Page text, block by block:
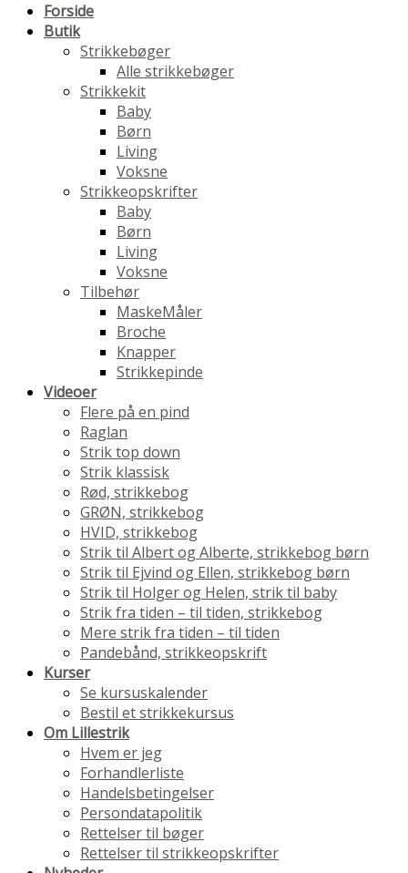
Forside
Butik
Strikkebøger
Alle strikkebøger
Strikkekit
Baby
Børn
Living
Voksne
Strikkeopskrifter
Baby
Børn
Living
Voksne
Tilbehør
MaskeMåler
Broche
Knapper
Strikkepinde
Videoer
Flere på en pind
Raglan
Strik top down
Strik klassisk
Rød, strikkebog
GRØN, strikkebog
HVID, strikkebog
Strik til Albert og Alberte, strikkebog børn
Strik til Ejvind og Ellen, strikkebog børn
Strik til Holger og Helen, strik til baby
Strik fra tiden – til tiden, strikkebog
Mere strik fra tiden – til tiden
Pandebånd, strikkeopskrift
Kurser
Se kursuskalender
Bestil et strikkekursus
Om Lillestrik
Hvem er jeg
Forhandlerliste
Handelsbetingelser
Persondatapolitik
Rettelser til bøger
Rettelser til strikkeopskrifter